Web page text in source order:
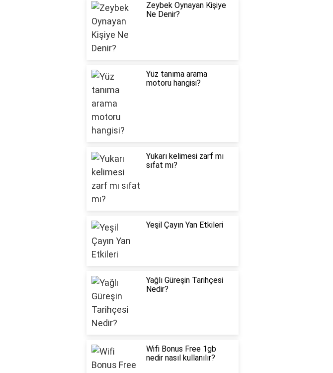
Zeybek Oynayan Kişiye
Ne Denir?
Yüz tanıma arama
motoru hangisi?
Yukarı kelimesi zarf mı
sıfat mı?
Yeşil Çayın Yan Etkileri
Yağlı Güreşin Tarihçesi
Nedir?
Wifi Bonus Free 1gb
nedir nasıl kullanılır?